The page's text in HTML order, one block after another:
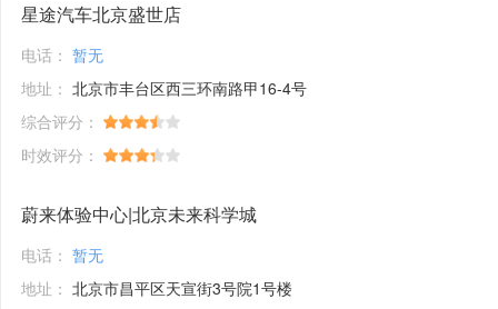
星途汽车北京盛世店
电话： 暂无
地址： 北京市丰台区西三环南路甲16-4号
综合评分：
时效评分：
蔚来体验中心|北京未来科学城
电话： 暂无
地址： 北京市昌平区天宣街3号院1号楼